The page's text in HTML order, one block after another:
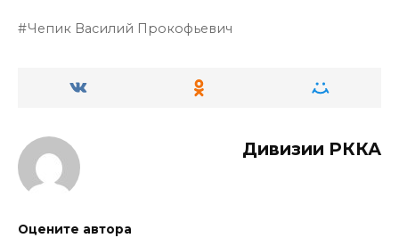
Чепик Василий Прокофьевич
Дивизии РККА
Оцените автора